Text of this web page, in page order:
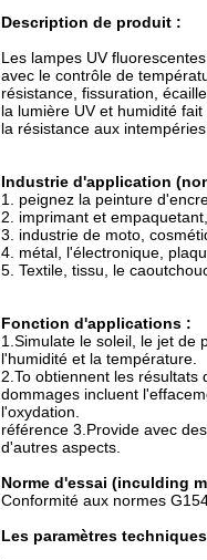
Description de produit :
Les lampes UV
avec le contrôle de
résistance, fissuration,
la lumière UV et humidité
la résistance aux
Industrie d'application
1. peignez la peinture
2. imprimant et
3. industrie de moto,
4. métal, l'électronique,
5. Textile, tissu, le
Fonction d'applications :
1.Simulate le soleil, le jet de
l'humidité et la température.
2.To obtiennent les
dommages incluent
l'oxydation.
référence 3.Provide avec
d'autres aspects.
Norme d'essai (inculding
Conformité aux normes
Les paramètres